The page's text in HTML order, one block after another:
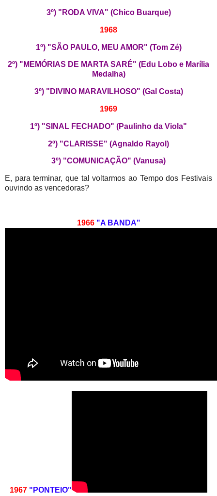
3º) "RODA VIVA" (Chico Buarque)
1968
1º) "SÃO PAULO, MEU AMOR" (Tom Zé)
2º) "MEMÓRIAS DE MARTA SARÉ" (Edu Lobo e Marília
Medalha)
3º) "DIVINO MARAVILHOSO" (Gal Costa)
1969
1º) "SINAL FECHADO" (Paulinho da Viola"
2º) "CLARISSE" (Agnaldo Rayol)
3º) "COMUNICAÇÃO" (Vanusa)
E, para terminar, que tal voltarmos ao Tempo dos Festivais
ouvindo as vencedoras?
1966"A BANDA"
1967 "PONTEIO"